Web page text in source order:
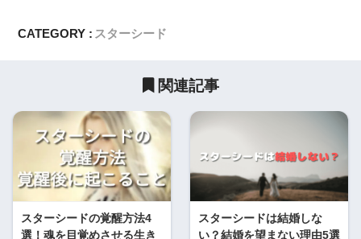
CATEGORY : スターシード
関連記事
スターシードの覚醒方法4
選！魂を目覚めさせる生き
スターシードは結婚しな
い？結婚を望まない理由5選